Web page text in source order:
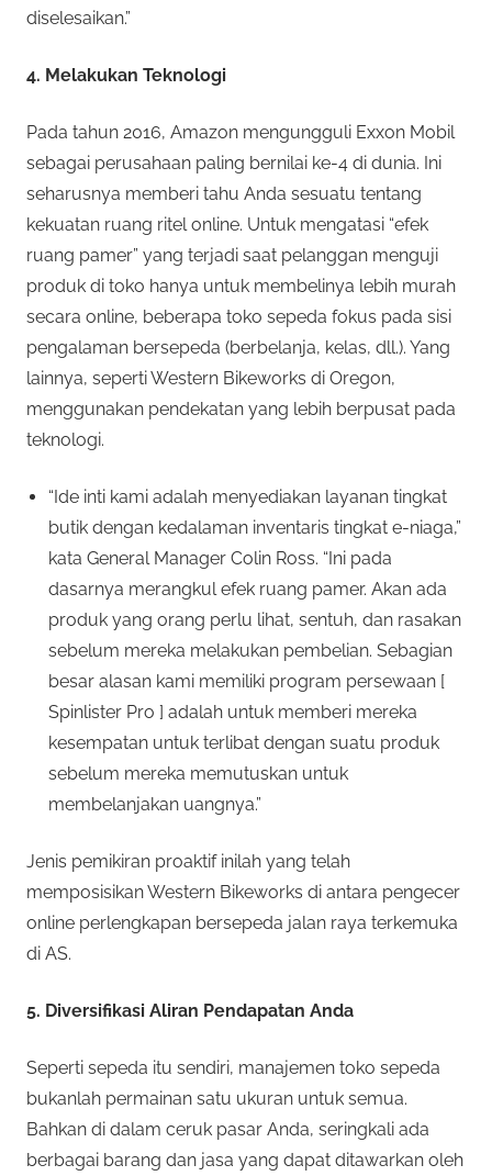
diselesaikan.”
4. Melakukan Teknologi
Pada tahun 2016, Amazon mengungguli Exxon Mobil
sebagai perusahaan paling bernilai ke-4 di dunia. Ini
seharusnya memberi tahu Anda sesuatu tentang
kekuatan ruang ritel online. Untuk mengatasi “efek
ruang pamer” yang terjadi saat pelanggan menguji
produk di toko hanya untuk membelinya lebih murah
secara online, beberapa toko sepeda fokus pada sisi
pengalaman bersepeda (berbelanja, kelas, dll.). Yang
lainnya, seperti Western Bikeworks di Oregon,
menggunakan pendekatan yang lebih berpusat pada
teknologi.
“Ide inti kami adalah menyediakan layanan tingkat
butik dengan kedalaman inventaris tingkat e-niaga,”
kata General Manager Colin Ross. “Ini pada
dasarnya merangkul efek ruang pamer. Akan ada
produk yang orang perlu lihat, sentuh, dan rasakan
sebelum mereka melakukan pembelian. Sebagian
besar alasan kami memiliki program persewaan [
Spinlister Pro ] adalah untuk memberi mereka
kesempatan untuk terlibat dengan suatu produk
sebelum mereka memutuskan untuk
membelanjakan uangnya.”
Jenis pemikiran proaktif inilah yang telah
memposisikan Western Bikeworks di antara pengecer
online perlengkapan bersepeda jalan raya terkemuka
di AS.
5. Diversifikasi Aliran Pendapatan Anda
Seperti sepeda itu sendiri, manajemen toko sepeda
bukanlah permainan satu ukuran untuk semua.
Bahkan di dalam ceruk pasar Anda, seringkali ada
berbagai barang dan jasa yang dapat ditawarkan oleh